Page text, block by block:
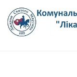
content